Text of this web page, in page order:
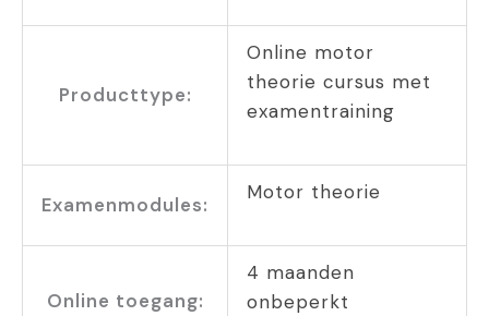
Producttype:
Online motor
theorie cursus met
examentraining
Examenmodules:
Motor theorie
Online toegang:
4 maanden
onbeperkt